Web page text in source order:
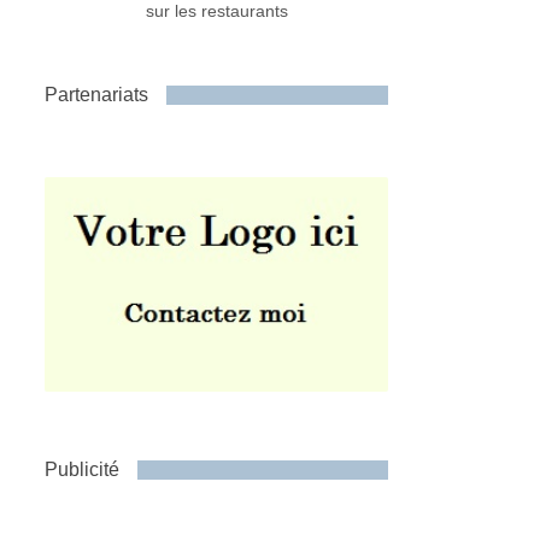
sur les restaurants
Partenariats
Publicité